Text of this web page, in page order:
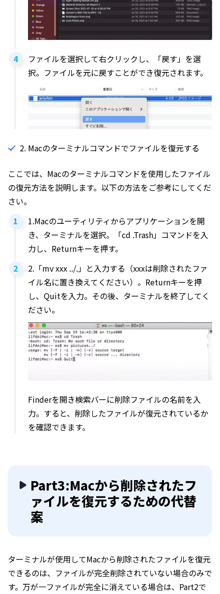
ファイルを選択して右クリックし、「戻す」を選
択。ファイルを元に戻すことができ復元されます。
2. Macのターミナルコマンドでファイルを復元する
ここでは、Macのターミナルコマンドを使用したファイル
の復元方法を説明します。以下の方法をご参考にしてくだ
さい。
1.Macのユーティリティからアプリケーションを開
き、ターミナルを選択。「cd .Trash」コマンドを入
力し、Returnキーを押す。
2.「mv xxx ../.」と入力する（xxxは削除されたファ
イル名に置き換えてください）。Returnキーを押
し、Quitを入力。その後、ターミナルを終了してく
ださい。
Finderを開き検索バーに削除ファイルの名前を入
力。すると、削除したファイルが復元されているか
を確認できます。
Part3:Macから削除されたフ
ァイルを復元するための代替
案
ターミナルが使用してMacから削除されたファイルを復元
できるのは、ファイルが完全削除されていない場合のみで
す。万が一ファイルが完全に消えている場合は、Part2で